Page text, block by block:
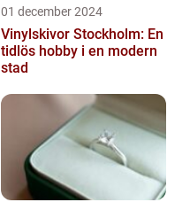
01 december 2024
Vinylskivor Stockholm: En
tidlös hobby i en modern
stad